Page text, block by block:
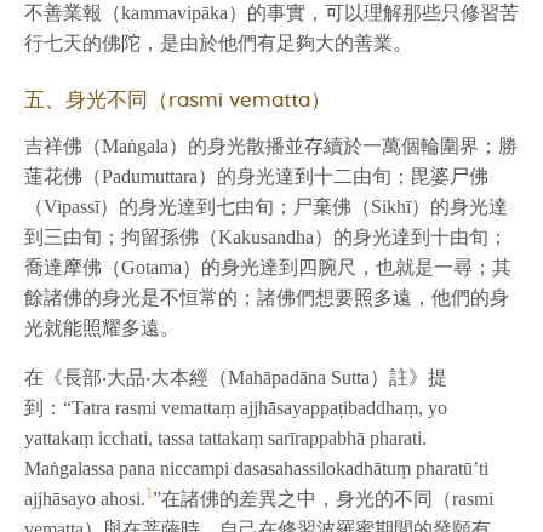
不善業報（kammavipāka）的事實，可以理解那些只修習苦
行七天的佛陀，是由於他們有足夠大的善業。
五、身光不同（rasmi vematta）
吉祥佛（Maṅgala）的身光散播並存續於一萬個輪圍界；勝
蓮花佛（Padumuttara）的身光達到十二由旬；毘婆尸佛
（Vipassī）的身光達到七由旬；尸棄佛（Sikhī）的身光達
到三由旬；拘留孫佛（Kakusandha）的身光達到十由旬；
喬達摩佛（Gotama）的身光達到四腕尺，也就是一尋；其
餘諸佛的身光是不恒常的；諸佛們想要照多遠，他們的身
光就能照耀多遠。
在《長部‧大品‧大本經（Mahāpadāna Sutta）註》提
到：“Tatra rasmi vemattaṃ ajjhāsayappaṭibaddhaṃ, yo
yattakaṃ icchati, tassa tattakaṃ sarīrappabhā pharati.
Maṅgalassa pana niccampi dasasahassilokadhātuṃ pharatū’ti
ajjhāsayo ahosi.1”在諸佛的差異之中，身光的不同（rasmi